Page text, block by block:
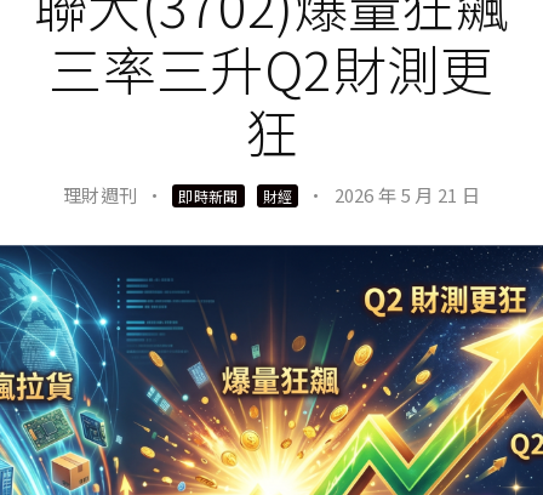
三率三升Q2財測更
狂
理財週刊 · 即時新聞 財經 · 2026 年 5 月 21 日